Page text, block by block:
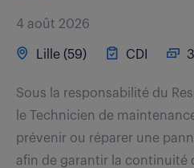
4 août 2026
Lille (59) CDI
Sous la responsabilité du
le Technicien de
prévenir ou réparer une
afin de garantir la continuité